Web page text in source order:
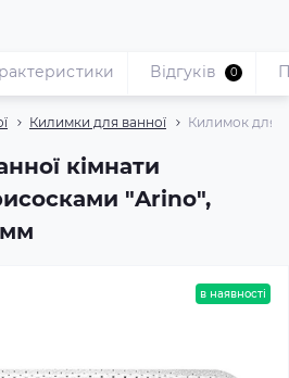
Килимки для ванної Килимок для
кімнати
"Arino",
мм
Відгуків 0
в наявності